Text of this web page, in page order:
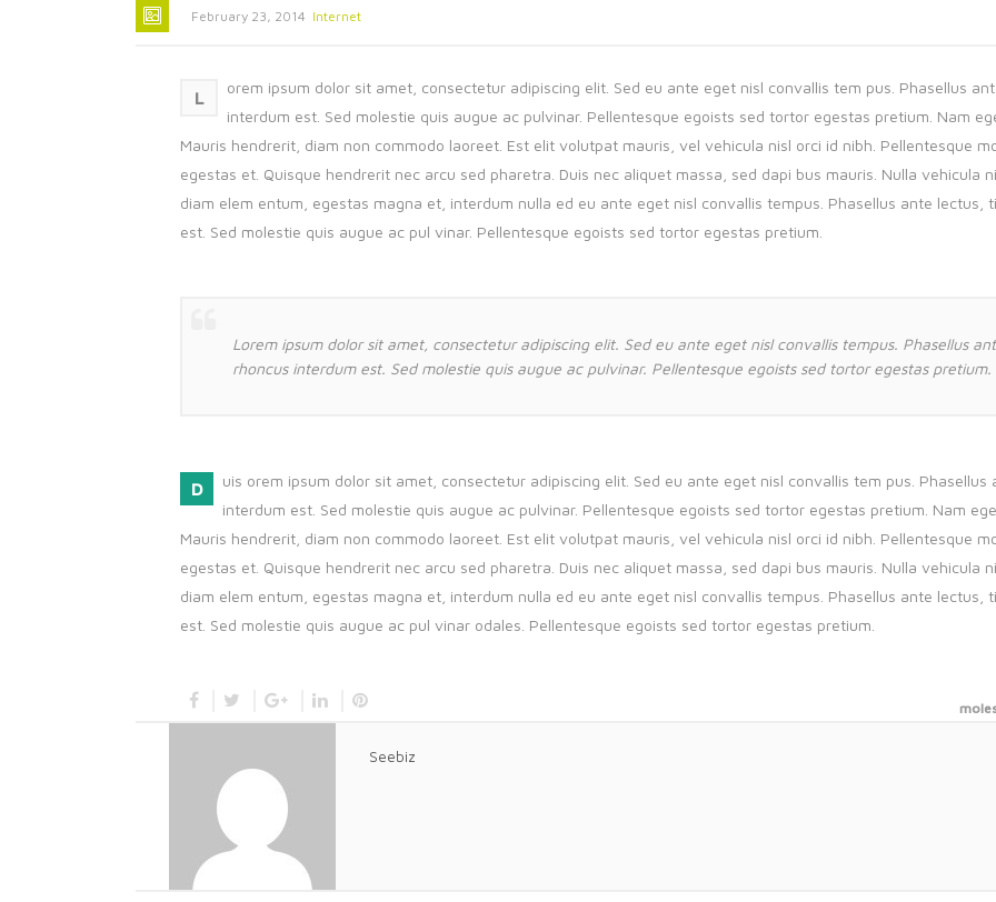
February 23, 2014 Internet
L
orem ipsum dolor sit amet, consectetur adipiscing elit. Sed eu ante eget nisl convallis tem pus. Phasellus
interdum est. Sed molestie quis augue ac pulvinar. Pellentesque egoists sed tortor egestas pretium. Nam
Mauris hendrerit, diam non commodo laoreet. Est elit volutpat mauris, vel vehicula nisl orci id nibh. Pellentesque
egestas et. Quisque hendrerit nec arcu sed pharetra. Duis nec aliquet massa, sed dapi bus mauris. Nulla vehicula
diam elem entum, egestas magna et, interdum nulla ed eu ante eget nisl convallis tempus. Phasellus ante lectus,
est. Sed molestie quis augue ac pul vinar. Pellentesque egoists sed tortor egestas pretium.
Lorem ipsum dolor sit amet, consectetur adipiscing elit. Sed eu ante eget nisl convallis tempus. Phasellus
rhoncus interdum est. Sed molestie quis augue ac pulvinar. Pellentesque egoists sed tortor egestas pretium.
D
uis orem ipsum dolor sit amet, consectetur adipiscing elit. Sed eu ante eget nisl convallis tem pus.
interdum est. Sed molestie quis augue ac pulvinar. Pellentesque egoists sed tortor egestas pretium. Nam
Mauris hendrerit, diam non commodo laoreet. Est elit volutpat mauris, vel vehicula nisl orci id nibh. Pellentesque
egestas et. Quisque hendrerit nec arcu sed pharetra. Duis nec aliquet massa, sed dapi bus mauris. Nulla vehicula
diam elem entum, egestas magna et, interdum nulla ed eu ante eget nisl convallis tempus. Phasellus ante lectus,
est. Sed molestie quis augue ac pul vinar odales. Pellentesque egoists sed tortor egestas pretium.
Seebiz